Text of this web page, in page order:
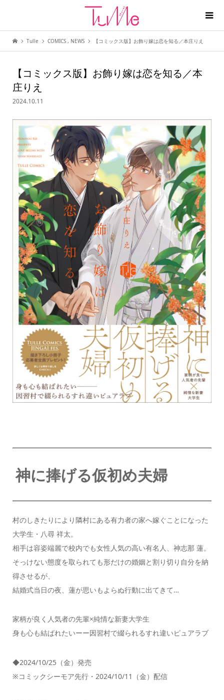
Tulle COMICS , NEWS 【コミックス版】お飾り嫁は恋を知る／本庄りえ
【コミックス版】お飾り嫁は恋を知る／本
庄りえ
2024.10.11
神に捧げる仮初め夫婦
村のしきたりにより隣村にある有力者の家へ嫁ぐことになった
大学生・八尋 祥太。
相手は容姿端麗で校内でも女性人気の高い有名人、神志那 蓮。
そっけない態度を取られても形だけの婚姻と割り切り自分を納
得させるが、
結婚式当日の夜、蓮が思いもよらぬ行動に出てきて…
家柄が良く人気者の先輩×純情な新妻大学生
身も心も結ばれたいーー因習村で綴られるすれ違いピュアラブ
◆2024/10/25（金）発売
※コミックシーモア先行・2024/10/11（金）配信